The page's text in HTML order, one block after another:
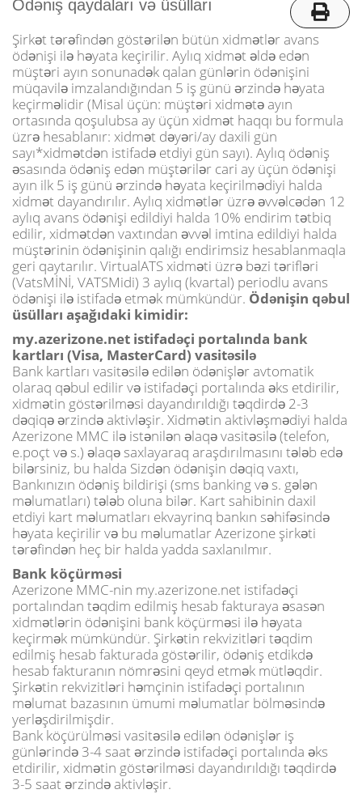
Ödəniş qaydaları və üsülları
Şirkət tərəfindən göstərilən bütün xidmətlər avans
ödənişi ilə həyata keçirilir. Aylıq xidmət əldə edən
müştəri ayın sonunadək qalan günlərin ödənişini
müqavilə imzalandığından 5 iş günü ərzində həyata
keçirməlidir (Misal üçün: müştəri xidmətə ayın
ortasında qoşulubsa ay üçün xidmət haqqı bu formula
üzrə hesablanır: xidmət dəyəri/ay daxili gün
sayı*xidmətdən istifadə etdiyi gün sayı). Aylıq ödəniş
əsasında ödəniş edən müştərilər cari ay üçün ödənişi
ayın ilk 5 iş günü ərzində həyata keçirilmədiyi halda
xidmət dayandırılır. Aylıq xidmətlər üzrə əvvəlcədən 12
aylıq avans ödənişi edildiyi halda 10% endirim tətbiq
edilir, xidmətdən vaxtından əvvəl imtina edildiyi halda
müştərinin ödənişinin qalığı endirimsiz hesablanmaqla
geri qaytarılır. VirtualATS xidməti üzrə bəzi tərifləri
(VatsMİNİ, VATSMidi) 3 aylıq (kvartal) periodlu avans
ödənişi ilə istifadə etmək mümkündür. Ödənişin qəbul
üsülları aşağıdaki kimidir:
my.azerizone.net istifadəçi portalında bank
kartları (Visa, MasterCard) vasitəsilə
Bank kartları vasitəsilə edilən ödənişlər avtomatik
olaraq qəbul edilir və istifadəçi portalında əks etdirilir,
xidmətin göstərilməsi dayandırıldığı təqdirdə 2-3
dəqiqə ərzində aktivləşir. Xidmətin aktivləşmədiyi halda
Azerizone MMC ilə istənilən əlaqə vasitəsilə (telefon,
e.poçt və s.) əlaqə saxlayaraq araşdırılmasını tələb edə
bilərsiniz, bu halda Sizdən ödənişin dəqiq vaxtı,
Bankınızın ödəniş bildirişi (sms banking və s. gələn
məlumatları) tələb oluna bilər. Kart sahibinin daxil
etdiyi kart məlumatları ekvayrinq bankın səhifəsində
həyata keçirilir və bu məlumatlar Azerizone şirkəti
tərəfindən heç bir halda yadda saxlanılmır.
Bank köçürməsi
Azerizone MMC-nin my.azerizone.net istifadəçi
portalından təqdim edilmiş hesab fakturaya əsasən
xidmətlərin ödənişini bank köçürməsi ilə həyata
keçirmək mümkündür. Şirkətin rekvizitləri təqdim
edilmiş hesab fakturada göstərilir, ödəniş etdikdə
hesab fakturanın nömrəsini qeyd etmək mütləqdir.
Şirkətin rekvizitləri həmçinin istifadəçi portalının
məlumat bazasının ümumi məlumatlar bölməsində
yerləşdirilmişdir.
Bank köçürülməsi vasitəsilə edilən ödənişlər iş
günlərində 3-4 saat ərzində istifadəçi portalında əks
etdirilir, xidmətin göstərilməsi dayandırıldığı təqdirdə
3-5 saat ərzində aktivləşir.